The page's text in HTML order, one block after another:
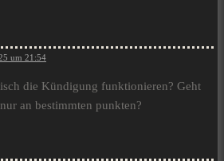
um 21:54
die Kündigung funktionieren? Geht
an bestimmten punkten?